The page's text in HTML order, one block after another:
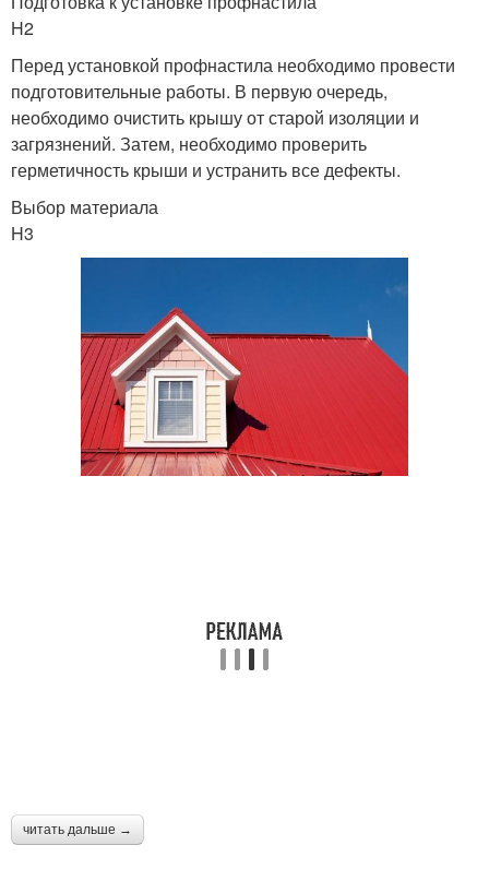
H2
Перед установкой профнастила необходимо провести
подготовительные работы. В первую очередь,
необходимо очистить крышу от старой изоляции и
загрязнений. Затем, необходимо проверить
герметичность крыши и устранить все дефекты.
Выбор материала
H3
читать дальше →